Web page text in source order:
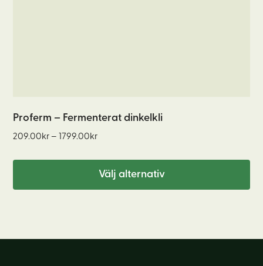
Proferm – Fermenterat dinkelkli
209.00kr – 1799.00krPrisintervall:
1799.00kr
Välj alternativ